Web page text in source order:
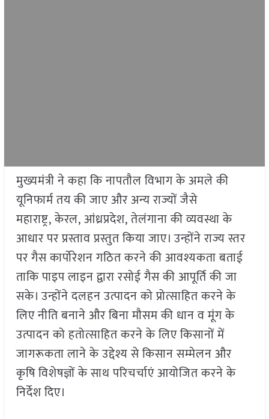
मुख्यमंत्री ने कहा कि नापतौल विभाग के अमले की
यूनिफार्म तय की जाए और अन्य राज्यों जैसे
महाराष्ट्र, केरल, आंध्रप्रदेश, तेलंगाना की व्यवस्था के
आधार पर प्रस्ताव प्रस्तुत किया जाए। उन्होंने राज्य स्तर
पर गैस कार्पोरेशन गठित करने की आवश्यकता बताई
ताकि पाइप लाइन द्वारा रसोई गैस की आपूर्ति की जा
सके। उन्होंने दलहन उत्पादन को प्रोत्साहित करने के
लिए नीति बनाने और बिना मौसम की धान व मूंग के
उत्पादन को हतोत्साहित करने के लिए किसानों में
जागरूकता लाने के उद्देश्य से किसान सम्मेलन और
कृषि विशेषज्ञों के साथ परिचर्चाएं आयोजित करने के
निर्देश दिए।